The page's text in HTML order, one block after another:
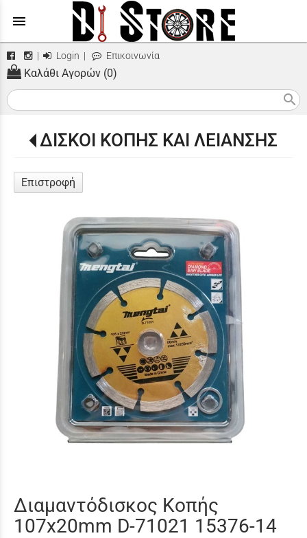
menu
| Login | Επικοινωνία
Καλάθι Αγορών (0)
search
ΔΙΣΚΟΙ ΚΟΠΗΣ ΚΑΙ ΛΕΙΑΝΣΗΣ
Επιστροφή
Διαμαντόδισκος Κοπής
107x20mm D-71021 15376-14